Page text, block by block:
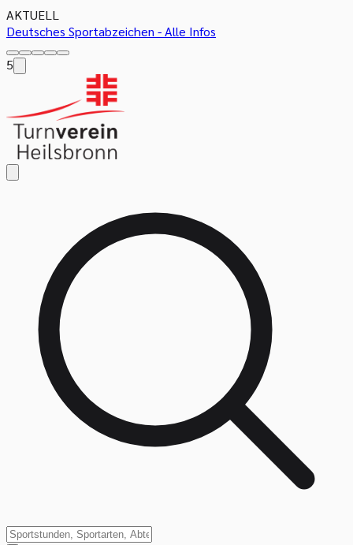
AKTUELL
Deutsches Sportabzeichen - Alle Infos
5